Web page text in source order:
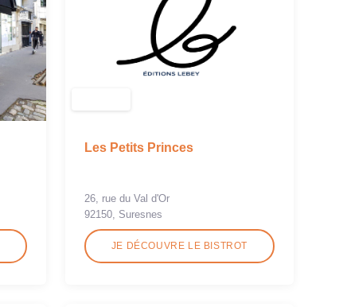
Les Petits Princes
26, rue du Val d'Or
92150, Suresnes
JE DÉCOUVRE LE BISTROT